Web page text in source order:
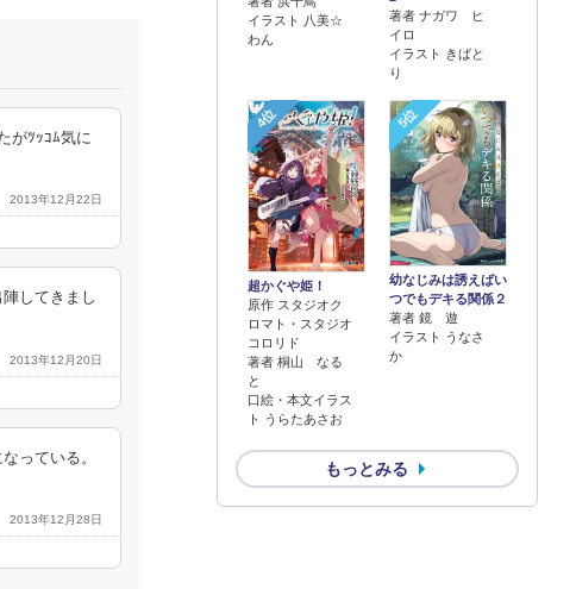
がﾂｯｺﾑ気に
2013年12月22日
してきまし
2013年12月20日
っている。
2013年12月28日
イラスト 八美☆
わん
著者 ナガワ ヒ
イロ
イラスト きばと
り
4位
超かぐや姫！
原作 スタジオク
ロマト・スタジオ
コロリド
著者 桐山 なる
と
口絵・本文イラス
ト うらたあさお
5位
幼なじみは誘えばい
つでもデキる関係２
著者 鏡 遊
イラスト うなさ
か
もっとみる